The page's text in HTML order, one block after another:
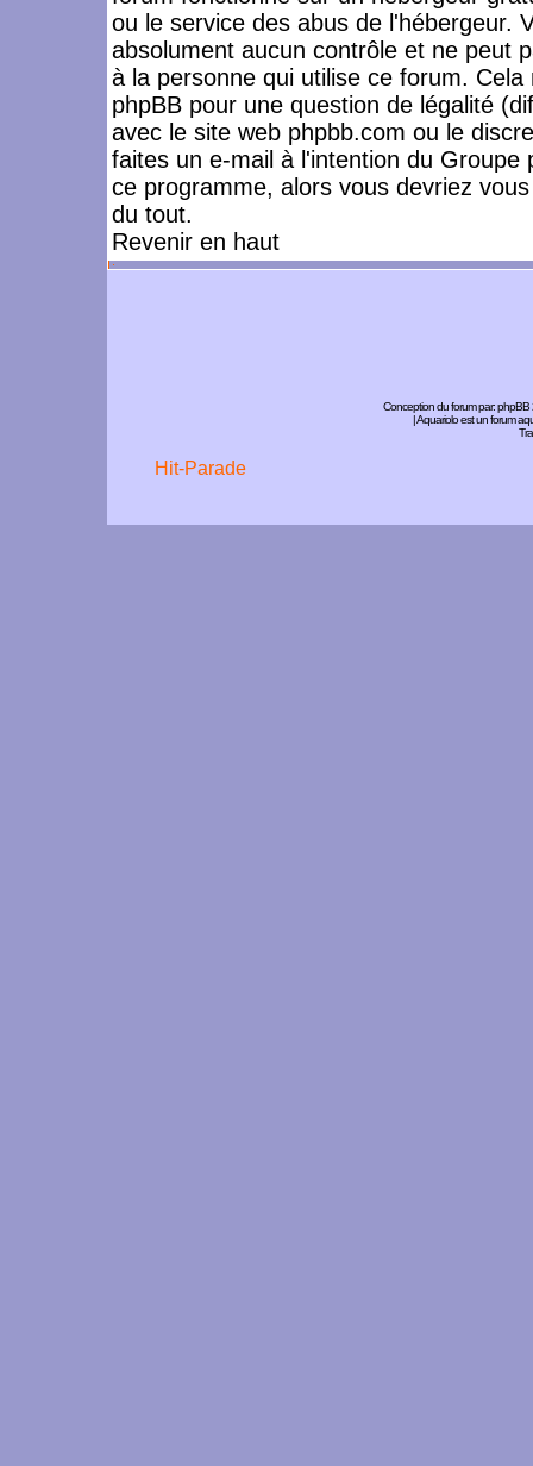
ou le service des abus de l'hébergeur.
absolument aucun contrôle et ne peut
à la personne qui utilise ce forum.
phpBB pour une question de légalité
avec le site web phpbb.com ou le
faites un e-mail à l'intention du
ce programme, alors vous devriez
du tout.
Revenir en haut
Conception du forum par:phpBB
| Aquariolo est un forum